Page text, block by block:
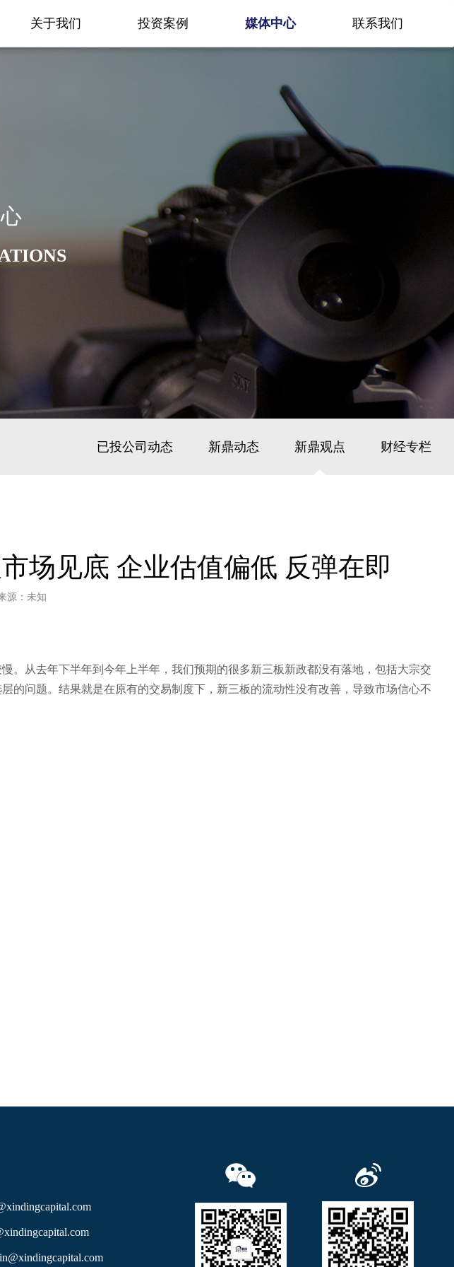
关于我们 投资案例 媒体中心 联系我们
已投公司动态 新鼎动态 新鼎观点 财经专栏
场见底 企业估值偏低 反弹在即
：未知
从去年下半年到今年上半年，我们预期的很多新三板新政都没有落地，包括大宗交
的问题。结果就是在原有的交易制度下，新三板的流动性没有改善，导致市场信心不